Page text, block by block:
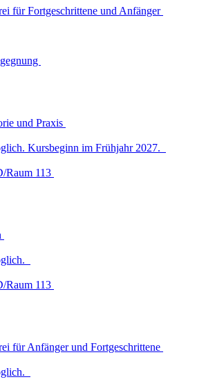
für Fortgeschrittene und Anfänger
und Praxis
Kursbeginn im Frühjahr 2027.
Raum 113
Raum 113
für Anfänger und Fortgeschrittene